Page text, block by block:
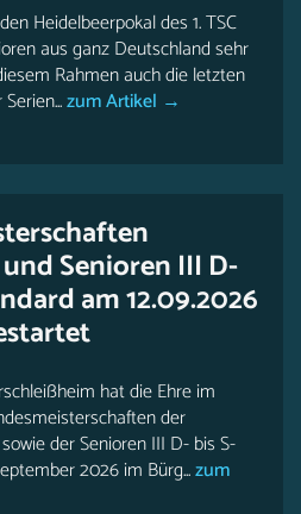
Heidelbeerpokal des 1. TSC
aus ganz Deutschland sehr
Rahmen auch die letzten
zum Artikel →
Senioren III D-
am 12.09.2026
hat die Ehre im
der
der Senioren III D- bis S-
2026 im Bürg...zum